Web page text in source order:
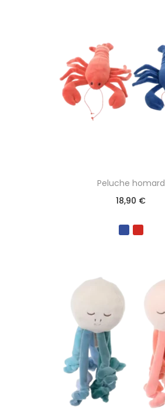
Peluche homard
18,90 €